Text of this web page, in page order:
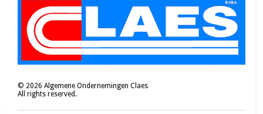
© 2026 Algemene Ondernemingen Claes
All rights reserved.